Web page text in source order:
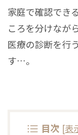
家庭で確認でき
ころを分けなが
医療の診断を行
す…。
目次 [表